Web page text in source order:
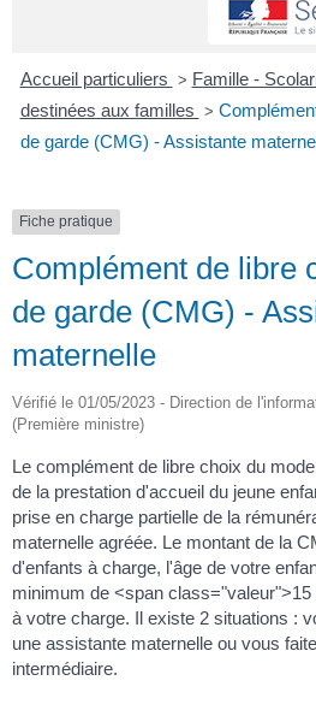
Accueil particuliers > Famille -
destinées aux familles >
de garde (CMG) - Assistante
Fiche pratique
Complément de libre
de garde (CMG) -
maternelle
Vérifié le 01/05/2023 - Direction de
(Première ministre)
Le complément de libre choix du
de la prestation d'accueil du jeune
prise en charge partielle de la
maternelle agréée. Le montant de la
d'enfants à charge, l'âge de votre
minimum de <span
à votre charge. Il existe 2 situations :
une assistante maternelle ou vous
intermédiaire.